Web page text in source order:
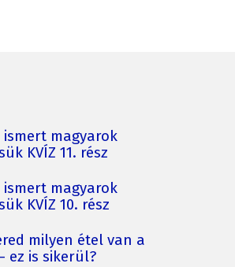
ismert magyarok
KVÍZ 11. rész
ismert magyarok
KVÍZ 10. rész
milyen étel van a
ez is sikerül?